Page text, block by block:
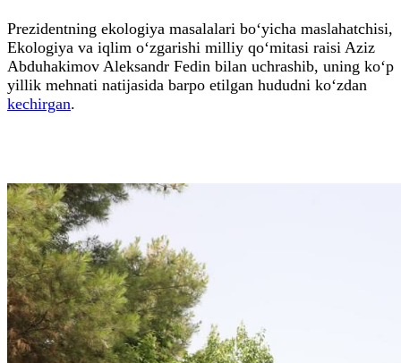
Prezidentning ekologiya masalalari bo‘yicha maslahatchisi,
Ekologiya va iqlim o‘zgarishi milliy qo‘mitasi raisi Aziz
Abduhakimov Aleksandr Fedin bilan uchrashib, uning ko‘p
yillik mehnati natijasida barpo etilgan hududni ko‘zdan
kechirgan.